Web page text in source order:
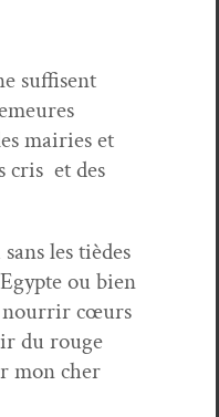
suff­isent
mairies et
cris et des
les tièdes
ou bien
nour­rir cœurs
du rouge
mon cher